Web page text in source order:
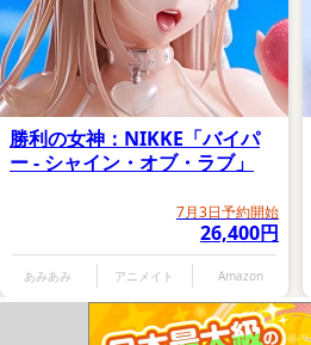
勝利の女神：NIKKE「バイパ
ー - シャイン・オブ・ラブ」
7月3日予約開始
26,400円
あみあみ アニメイト Amazon